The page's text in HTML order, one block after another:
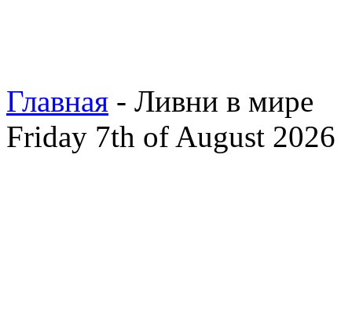
Главная - Ливни в мире
Friday 7th of August 2026